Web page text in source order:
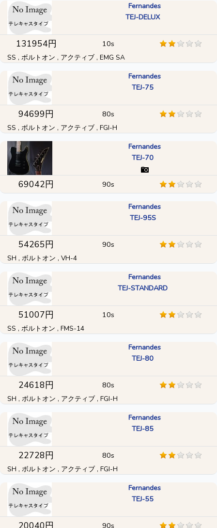
Fernandes
TEJ-DELUX
131954円 10s
SS , ボルトオン , アクティブ , EMG SA
Fernandes
TEJ-75
94699円 80s
SS , ボルトオン , アクティブ , FGI-H
Fernandes
TEJ-70
69042円 90s
Fernandes
TEJ-95S
54265円 90s
SH , ボルトオン , VH-4
Fernandes
TEJ-STANDARD
51007円 10s
SS , ボルトオン , FMS-14
Fernandes
TEJ-80
24618円 80s
SH , ボルトオン , アクティブ , FGI-H
Fernandes
TEJ-85
22728円 80s
SH , ボルトオン , アクティブ , FGI-H
Fernandes
TEJ-55
20040円 90s